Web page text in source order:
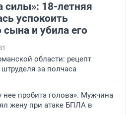
силы»: 18-летняя
успокоить
и убила его
области: рецепт
штруделя за полчаса
нее пробита голова». Мужчина
жену при атаке БПЛА в